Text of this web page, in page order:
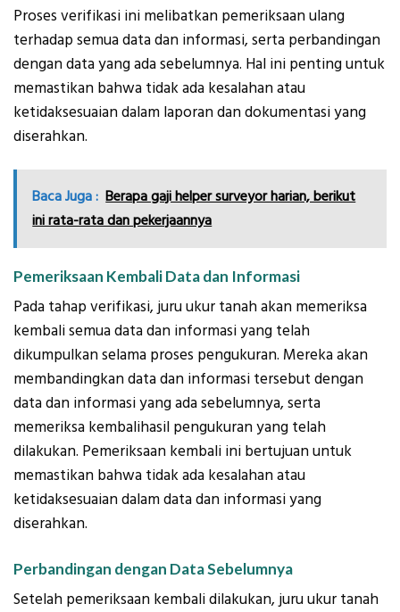
Proses verifikasi ini melibatkan pemeriksaan ulang
terhadap semua data dan informasi, serta perbandingan
dengan data yang ada sebelumnya. Hal ini penting untuk
memastikan bahwa tidak ada kesalahan atau
ketidaksesuaian dalam laporan dan dokumentasi yang
diserahkan.
Baca Juga : Berapa gaji helper surveyor harian, berikut
ini rata-rata dan pekerjaannya
Pemeriksaan Kembali Data dan Informasi
Pada tahap verifikasi, juru ukur tanah akan memeriksa
kembali semua data dan informasi yang telah
dikumpulkan selama proses pengukuran. Mereka akan
membandingkan data dan informasi tersebut dengan
data dan informasi yang ada sebelumnya, serta
memeriksa kembalihasil pengukuran yang telah
dilakukan. Pemeriksaan kembali ini bertujuan untuk
memastikan bahwa tidak ada kesalahan atau
ketidaksesuaian dalam data dan informasi yang
diserahkan.
Perbandingan dengan Data Sebelumnya
Setelah pemeriksaan kembali dilakukan, juru ukur tanah